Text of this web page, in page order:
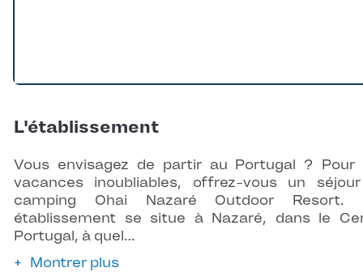
L'établissement
Vous envisagez de partir au Portugal ? Pour
vacances inoubliables, offrez-vous un
camping Ohai Nazaré Outdoor Resort.
établissement se situe à Nazaré, dans le
Portugal, à quel…
Montrer plus